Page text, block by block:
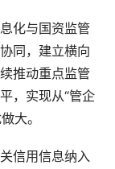
化与国资监管
同，建立横向
推动重点监管
，实现从“管企
大。
信用信息纳入